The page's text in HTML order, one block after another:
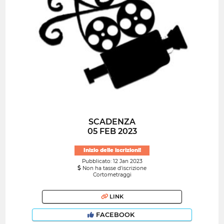
SCADENZA
05 FEB 2023
Inizio delle iscrizioni!
Pubblicato: 12 Jan 2023
Non ha tasse d'iscrizione
Cortometraggi
LINK
FACEBOOK